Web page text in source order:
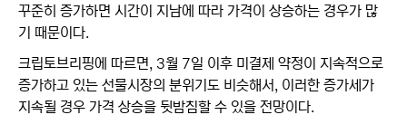
꾸준히 증가하면 시간이 지남에 따라 가격이 상승하는 경우가 많
기 때문이다.
크립토브리핑에 따르면, 3월 7일 이후 미결제 약정이 지속적으로
증가하고 있는 선물시장의 분위기도 비슷해서, 이러한 증가세가
지속될 경우 가격 상승을 뒷밤침할 수 있을 전망이다.